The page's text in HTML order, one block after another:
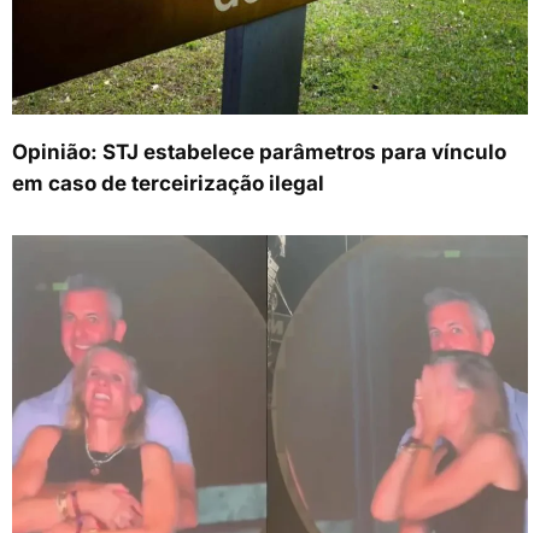
Opinião: STJ estabelece parâmetros para vínculo
em caso de terceirização ilegal